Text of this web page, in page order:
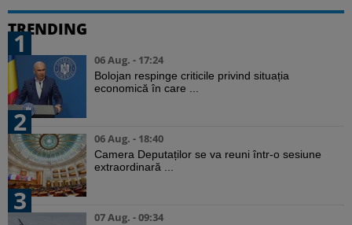
TRENDING
1
06 Aug. - 17:24
Bolojan respinge criticile privind situația
economică în care ...
2
06 Aug. - 18:40
Camera Deputaților se va reuni într-o sesiune
extraordinară ...
3
07 Aug. - 09:34